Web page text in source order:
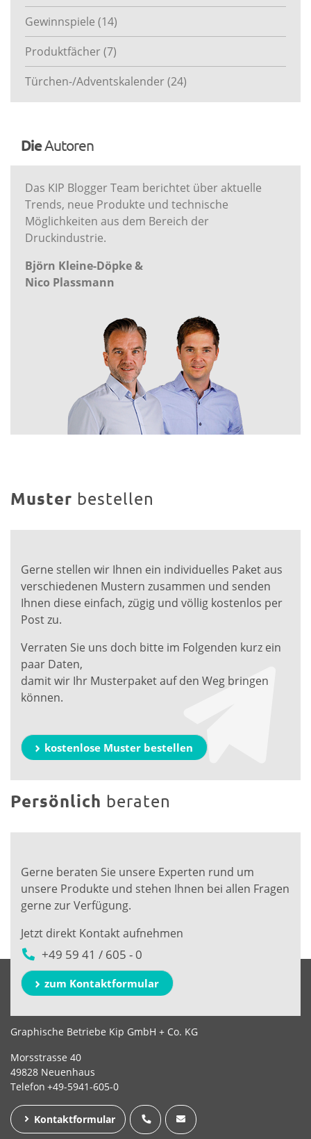
Gewinnspiele (14)
Produktfächer(7)
Türchen-/Adventskalender(24)
DieAutoren
Das KIP Blogger Team berichtet über aktuelle
Trends, neue Produkte und technische
Möglichkeiten aus dem Bereich der
Druckindustrie.
Björn Kleine-Döpke &
Nico Plassmann
Muster bestellen
Gerne stellen wir Ihnen ein individuelles Paket aus
verschiedenen Mustern zusammen und senden
Ihnen diese einfach, zügig und völlig kostenlos per
Post zu.
Verraten Sie uns doch bitte im Folgenden kurz ein
paar Daten,
damit wir Ihr Musterpaket auf den Weg bringen
können.
kostenlose Muster bestellen
Persönlich beraten
Gerne beraten Sie unsere Experten rund um
unsere Produkte und stehen Ihnen bei allen Fragen
gerne zur Verfügung.
Jetzt direkt Kontakt aufnehmen
+49 59 41 / 605 - 0
zum Kontaktformular
Graphische Betriebe Kip GmbH + Co. KG
Morsstrasse 40
49828 Neuenhaus
Telefon +49-5941-605-0
Kontaktformular